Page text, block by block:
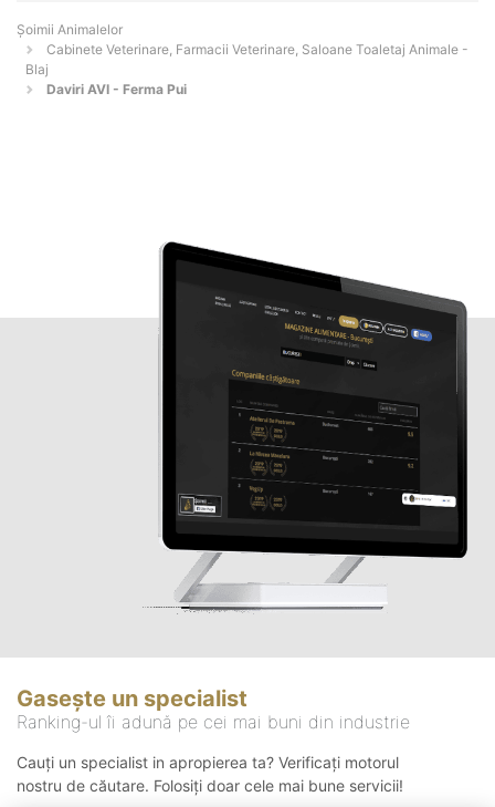
Şoimii Animalelor
Cabinete Veterinare, Farmacii Veterinare, Saloane Toaletaj Animale -
Blaj
Daviri AVI - Ferma Pui
Gasește un specialist
Ranking-ul îi adună pe cei mai buni din industrie
Cauți un specialist in apropierea ta? Verificați motorul
nostru de căutare. Folosiți doar cele mai bune servicii!